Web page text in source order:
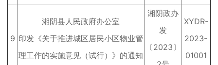
9
湘阴县人民政府办公室
印发《关于推进城区居民小区物业管
理工作的实施意见（试行）》的通知
湘阴政办
发
〔2023〕
XYDR-
2023-
01001